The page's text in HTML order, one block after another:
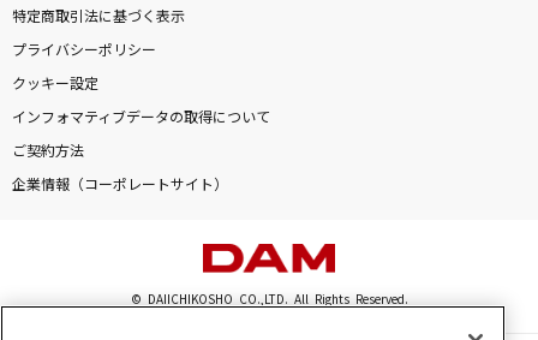
特定商取引法に基づく表示
プライバシーポリシー
クッキー設定
インフォマティブデータの取得について
ご契約方法
企業情報（コーポレートサイト）
© DAIICHIKOSHO CO.,LTD. All Rights Reserved.